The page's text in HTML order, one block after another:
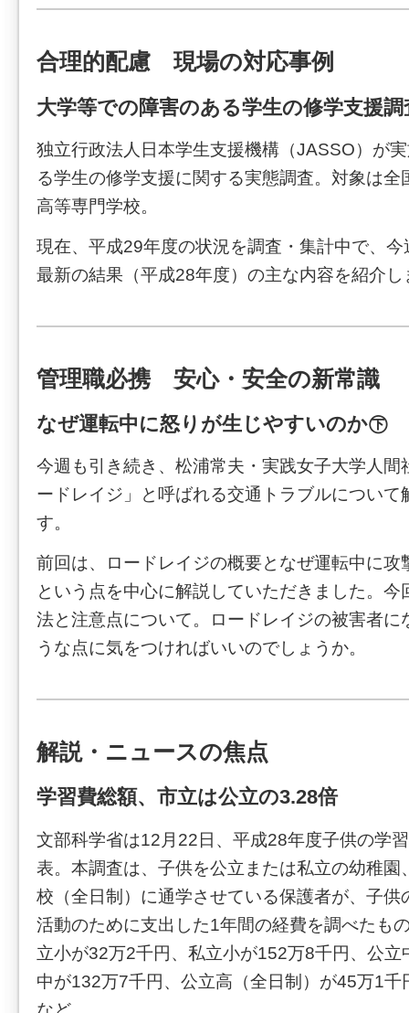
合理的配慮 現場の対応事例
大学等での障害のある学生の修学支援
独立行政法人日本学生支援機構（JASSO）が
る学生の修学支援に関する実態調査。対象は全
高等専門学校。
現在、平成29年度の状況を調査・集計中で、
最新の結果（平成28年度）の主な内容を紹介し
管理職必携 安心・安全の新常識
なぜ運転中に怒りが生じやすいのか㊦
今週も引き続き、松浦常夫・実践女子大学人間
ードレイジ」と呼ばれる交通トラブルについて
す。
前回は、ロードレイジの概要となぜ運転中に攻
という点を中心に解説していただきました。今
法と注意点について。ロードレイジの被害者に
うな点に気をつければいいのでしょうか。
解説・ニュースの焦点
学習費総額、市立は公立の3.28倍
文部科学省は12月22日、平成28年度子供の学
表。本調査は、子供を公立または私立の幼稚園
校（全日制）に通学させている保護者が、子供
活動のために支出した1年間の経費を調べたも
立小が32万2千円、私立小が152万8千円、公
中が132万7千円、公立高（全日制）が45万1